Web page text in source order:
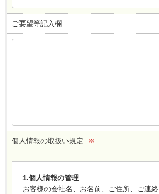
ご要望等記入欄
個人情報の取扱い規定 ※
1.個人情報の管理
お客様の会社名、お名前、ご住所、ご連絡